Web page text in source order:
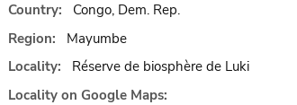
Country:
Congo, Dem. Rep.
Region:
Mayumbe
Locality:
Réserve de biosphère de Luki
Locality on Google Maps: